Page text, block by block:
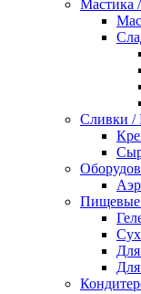
Мастика
Сливки /
Пищевые